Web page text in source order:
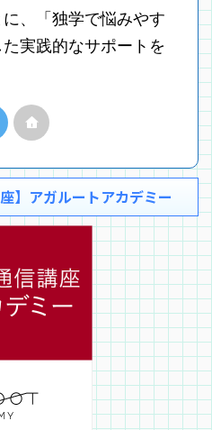
、「独学で悩みやす
実践的なサポートを
】アガルートアカデミー